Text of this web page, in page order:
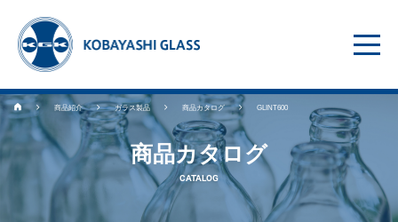
商品紹介 ガラス製品 商品カタログ GLINT600
商品カタログ
CATALOG